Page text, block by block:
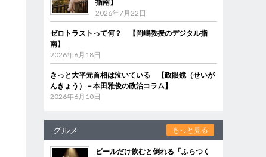
指南】
2026年7月22日
ゼロトラストって何？ 【岡嶋教授のデジタル指
南】
2026年6月18日
きっと大平元首相は泣いている 【政眼鏡（せいが
んきょう）－本田雅俊の政治コラム】
2026年6月10日
グルメ もっと見る
ビールだけ飲むと倒れる「ふらつく